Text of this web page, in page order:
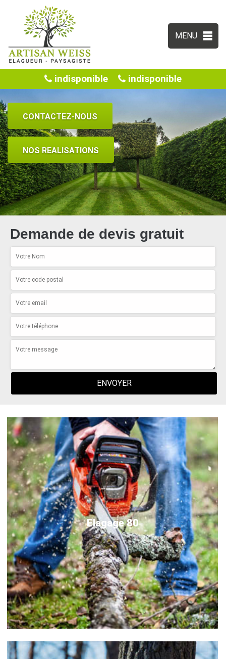
MENU
indisponible indisponible
CONTACTEZ-NOUS
NOS REALISATIONS
Demande de devis gratuit
Elagage 80